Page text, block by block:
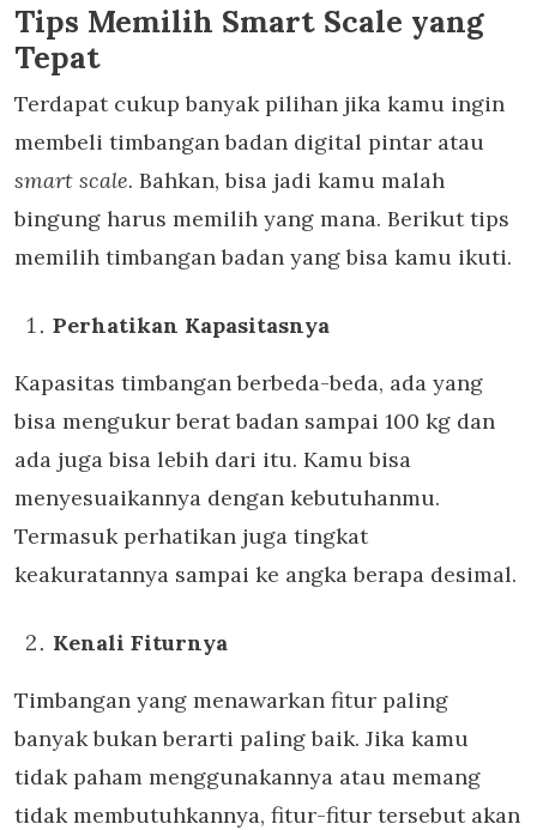
Tips Memilih Smart Scale yang
Tepat
Terdapat cukup banyak pilihan jika kamu ingin
membeli timbangan badan digital pintar atau
smart scale. Bahkan, bisa jadi kamu malah
bingung harus memilih yang mana. Berikut tips
memilih timbangan badan yang bisa kamu ikuti.
Perhatikan Kapasitasnya
Kapasitas timbangan berbeda-beda, ada yang
bisa mengukur berat badan sampai 100 kg dan
ada juga bisa lebih dari itu. Kamu bisa
menyesuaikannya dengan kebutuhanmu.
Termasuk perhatikan juga tingkat
keakuratannya sampai ke angka berapa desimal.
Kenali Fiturnya
Timbangan yang menawarkan fitur paling
banyak bukan berarti paling baik. Jika kamu
tidak paham menggunakannya atau memang
tidak membutuhkannya, fitur-fitur tersebut akan